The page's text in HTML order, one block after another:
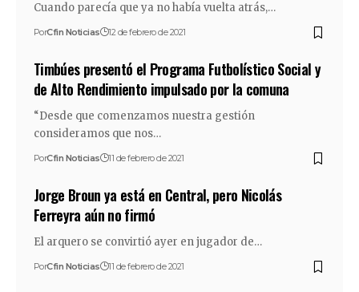
Cuando parecía que ya no había vuelta atrás,…
PorCfin Noticias 12 de febrero de 2021
Timbúes presentó el Programa Futbolístico Social y
de Alto Rendimiento impulsado por la comuna
“Desde que comenzamos nuestra gestión
consideramos que nos…
PorCfin Noticias 11 de febrero de 2021
Jorge Broun ya está en Central, pero Nicolás
Ferreyra aún no firmó
El arquero se convirtió ayer en jugador de…
PorCfin Noticias 11 de febrero de 2021